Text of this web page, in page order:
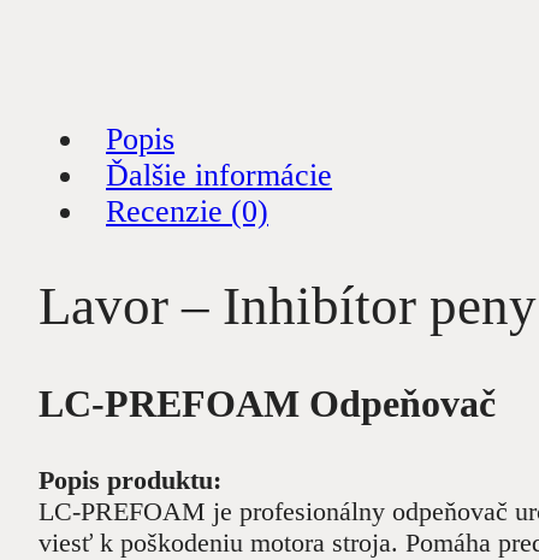
Popis
Ďalšie informácie
Recenzie (0)
Lavor – Inhibítor
LC-PREFOAM Odpeňovač
Popis produktu:
LC-PREFOAM je profesionálny odpeňovač
viesť k poškodeniu motora stroja. Pomáha